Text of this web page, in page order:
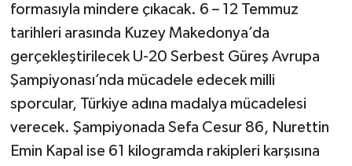
formasıyla mindere çıkacak. 6 – 12 Temmuz
tarihleri arasında Kuzey Makedonya’da
gerçekleştirilecek U-20 Serbest Güreş Avrupa
Şampiyonası’nda mücadele edecek milli
sporcular, Türkiye adına madalya mücadelesi
verecek. Şampiyonada Sefa Cesur 86, Nurettin
Emin Kapal ise 61 kilogramda rakipleri karşısına